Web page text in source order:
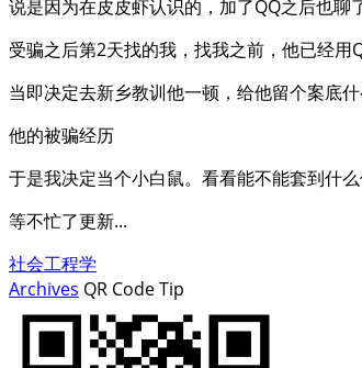
说是因为在皮皮虾认识的，加了QQ之后也聊
受骗之后第2天找的我，找我之前，他已经用
当即决定去新乡教训他一顿，给他留个案底什
他的被骗经历
于是我决定当个小白鼠。看看能不能套到什
等不忙了更新...
社会工程学
Archives QR CodeTip